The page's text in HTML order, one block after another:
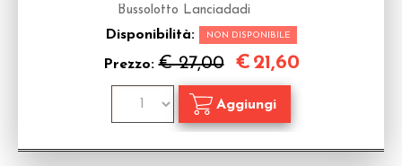
Bussolotto Lanciadadi
Disponibilità: NON DISPONIBILE
Prezzo:€ 27,00 € 21,60